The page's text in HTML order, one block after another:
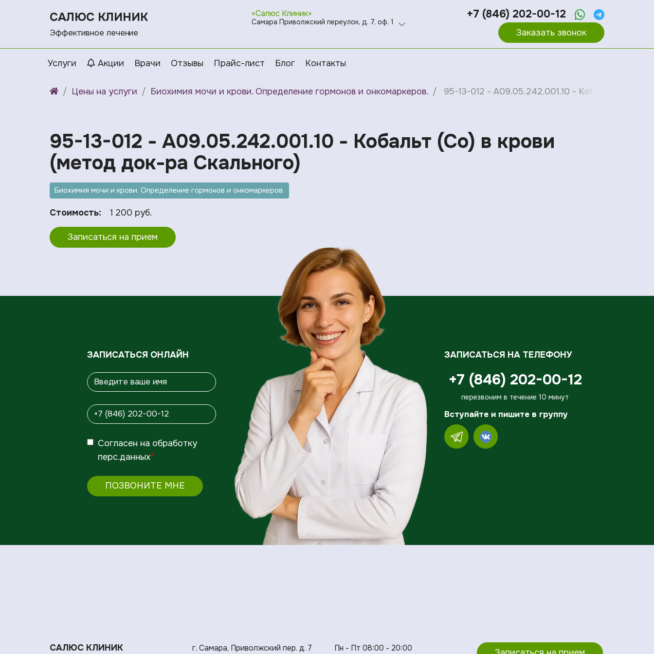
САЛЮС КЛИНИК
Эффективное лечение
«Салюс Клиник»
Самара Приволжский переулок, д. 7, оф. 1
+7 (846) 202-00-12
Заказать звонок
Услуги Акции Врачи Отзывы Прайс-лист Блог Контакты
Цены на услуги Биохимия мочи и крови. Определение гормонов и онкомаркеров. 95-13-012 - A09.05.242.001.10 - Кобальт (Co) в
95-13-012 - A09.05.242.001.10 - Кобальт (Co) в крови
(метод док-ра Скального)
Биохимия мочи и крови. Определение гормонов и онкомаркеров.
Стоимость: 1 200 руб.
Записаться на прием
ЗАПИСАТЬСЯ ОНЛАЙН
Согласен на обработку
перс.данных*
ПОЗВОНИТЕ МНЕ
ЗАПИСАТЬСЯ НА ТЕЛЕФОНУ
+7 (846) 202-00-12
перезвоним в течение 10 минут
Вступайте и пишите в группу
САЛЮС КЛИНИК г. Самара, Приволжский пер. д. 7 Пн - Пт 08:00 - 20:00